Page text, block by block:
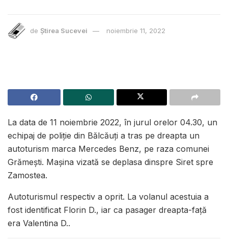
de Știrea Sucevei noiembrie 11, 2022
La data de 11 noiembrie 2022, în jurul orelor 04.30, un
echipaj de poliție din Bălcăuți a tras pe dreapta un
autoturism marca Mercedes Benz, pe raza comunei
Grămești. Mașina vizată se deplasa dinspre Siret spre
Zamostea.
Autoturismul respectiv a oprit. La volanul acestuia a
fost identificat Florin D., iar ca pasager dreapta-față
era Valentina D..